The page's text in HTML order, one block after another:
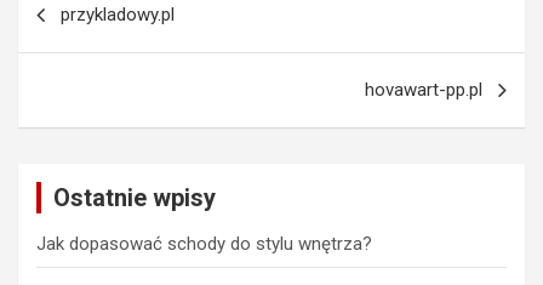
wpisu
przykladowy.pl
hovawart-pp.pl
Ostatnie wpisy
Jak dopasować schody do stylu wnętrza?